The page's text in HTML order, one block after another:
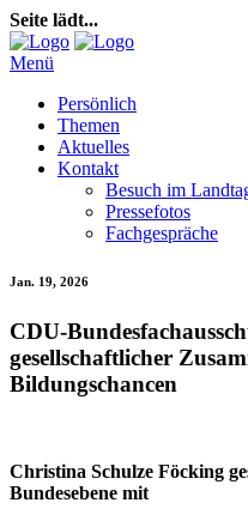
Seite lädt...
Menü
Persönlich
Themen
Aktuelles
Kontakt
Besuch im
Pressefotos
Fachgespräche
Jan. 19, 2026
CDU-
gesellschaftlicher
Bildungschancen
Christina Schulze Föcking
Bundesebene mit